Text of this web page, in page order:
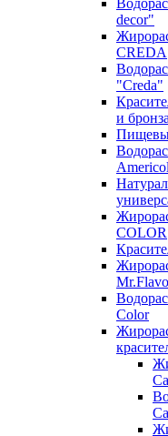
decor"
CREDA
"Creda"
и бронза
COLOR
Color